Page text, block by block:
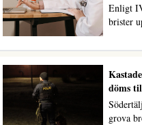
Enligt
brister
döms
grova